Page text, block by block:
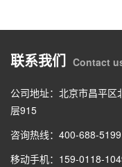
联系我们 Contact
公司地址：北京市昌平
层915
咨询热线：400-688-5199
移动手机：159-0118-